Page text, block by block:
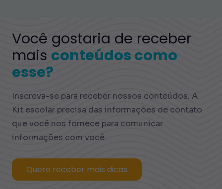
Você gostaria de receber
mais conteúdos como
esse?
Inscreva-se para receber nossos conteúdos. A
Kit escolar precisa das informações de contato
que você nos fornece para comunicar
informações com você.
Quero receber mais dicas